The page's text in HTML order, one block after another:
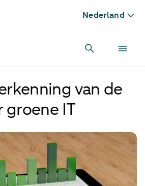
Nederland
van de
groene IT